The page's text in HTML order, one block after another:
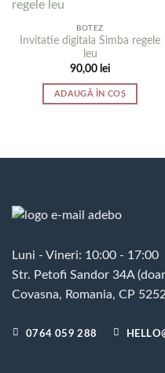
BOTEZ
Invitatie digitala Simba regele
leu
90,00 lei
ADAUGĂ ÎN COȘ
Luni - Vineri: 10:00 - 17:00
Str. Petofi Sandor 34A
Covasna, Romania, CP
0764 059 288